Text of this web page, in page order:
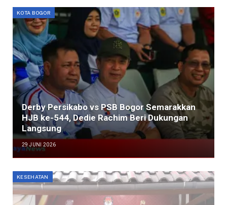
KOTA BOGOR
Derby Persikabo vs PSB Bogor Semarakkan
HJB ke-544, Dedie Rachim Beri Dukungan
Langsung
29 JUNI 2026
KESEHATAN